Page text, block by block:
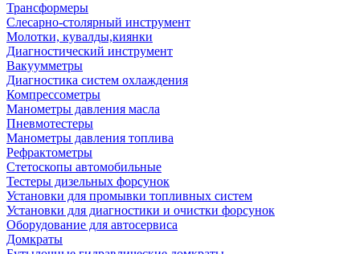
Трансформеры
Слесарно-столярный инструмент
Молотки, кувалды,киянки
Диагностический инструмент
Вакуумметры
Диагностика систем охлаждения
Компрессометры
Манометры давления масла
Пневмотестеры
Манометры давления топлива
Рефрактометры
Стетоскопы автомобильные
Тестеры дизельных форсунок
Установки для промывки топливных систем
Установки для диагностики и очистки форсунок
Оборудование для автосервиса
Домкраты